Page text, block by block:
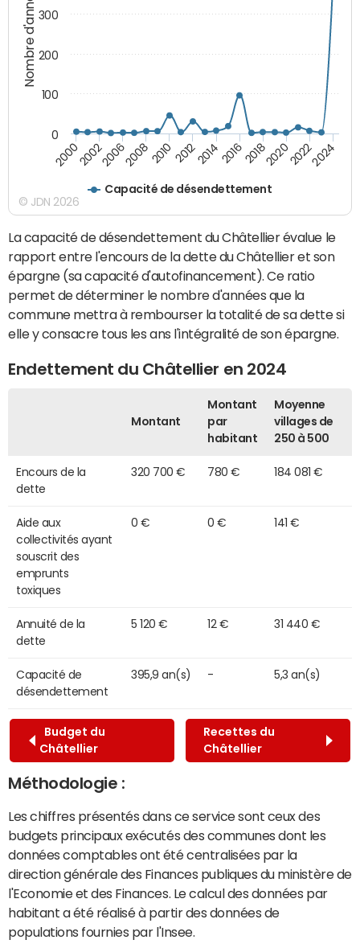
Nombre d'années
Capacité de désendettement
20002002200620082010 2012201420162018202020222024
0
100
200
300
© JDN 2026
La capacité de désendettement du Châtellier évalue le
rapport entre l'encours de la dette du Châtellier et son
épargne (sa capacité d'autofinancement). Ce ratio
permet de déterminer le nombre d'années que la
commune mettra à rembourser la totalité de sa dette si
elle y consacre tous les ans l'intégralité de son épargne.
Endettement du Châtellier en 2024
Montant
Montant
par
habitant
Moyenne
villages de
250 à 500
Encours de la
dette
320 700 € 780 € 184 081 €
Aide aux
collectivités ayant
souscrit des
emprunts
toxiques
0 € 0 € 141 €
Annuité de la
dette
5 120 € 12 € 31 440 €
Capacité de
désendettement
395,9 an(s) - 5,3 an(s)
Budget du
Châtellier
Recettes du
Châtellier
Méthodologie :
Les chiffres présentés dans ce service sont ceux des
budgets principaux exécutés des communes dont les
données comptables ont été centralisées par la
direction générale des Finances publiques du ministère de
l'Economie et des Finances. Le calcul des données par
habitant a été réalisé à partir des données de
populations fournies par l'Insee.